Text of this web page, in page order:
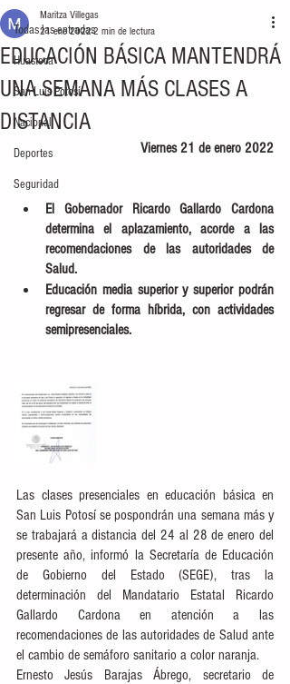
Todas las entradas
Huasteca
San Luis Potosí
Nacional
Deportes
Seguridad
EDUCACIÓN BÁSICA MANTENDRÁ
UNA SEMANA MÁS CLASES A
DISTANCIA
Maritza Villegas
21 ene 20222 min de lectura
Viernes 21 de enero 2022
El Gobernador Ricardo Gallardo Cardona
determina el aplazamiento, acorde a las
recomendaciones de las autoridades de
Salud.
Educación media superior y superior podrán
regresar de forma híbrida, con actividades
semipresenciales.
Las clases presenciales en educación básica en
San Luis Potosí se pospondrán una semana más y
se trabajará a distancia del 24 al 28 de enero del
presente año, informó la Secretaría de Educación
de Gobierno del Estado (SEGE), tras la
determinación del Mandatario Estatal Ricardo
Gallardo Cardona en atención a las
recomendaciones de las autoridades de Salud ante
el cambio de semáforo sanitario a color naranja.
Ernesto Jesús Barajas Ábrego, secretario de